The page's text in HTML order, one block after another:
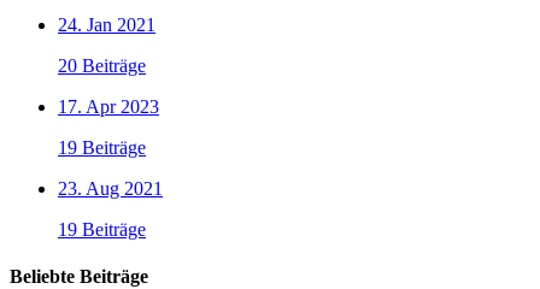
24. Jan 2021
20 Beiträge
17. Apr 2023
19 Beiträge
23. Aug 2021
19 Beiträge
Beliebte Beiträge